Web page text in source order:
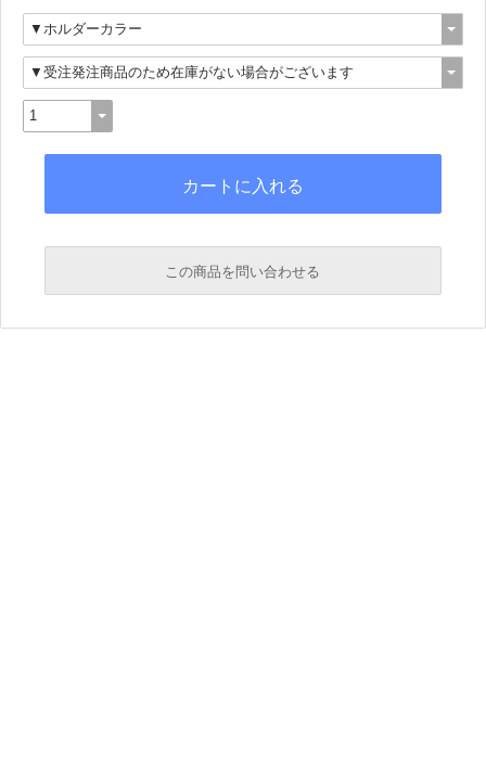
この商品を問い合わせる